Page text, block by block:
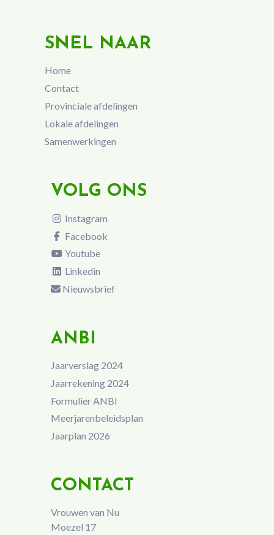
SNEL NAAR
Home
Contact
Provinciale afdelingen
Lokale afdelingen
Samenwerkingen
VOLG ONS
Instagram
Facebook
Youtube
Linkedin
Nieuwsbrief
ANBI
Jaarverslag 2024
Jaarrekening 2024
Formulier ANBI
Meerjarenbeleidsplan
Jaarplan 2026
CONTACT
Vrouwen van Nu
Moezel 17